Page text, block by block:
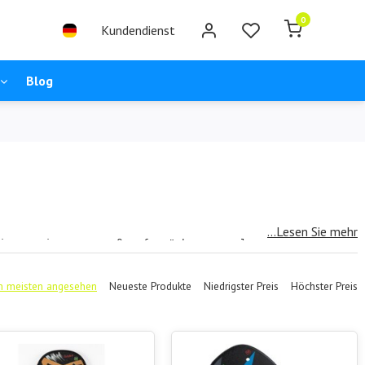
Kundendienst
0
Blog
wir Sportspaß aufs nächste Level. Von
zu sein, kann hier oberste Priorität haben.
...Lesen Sie mehr
meisten angesehen Neueste Produkte Niedrigster Preis Höchster Preis